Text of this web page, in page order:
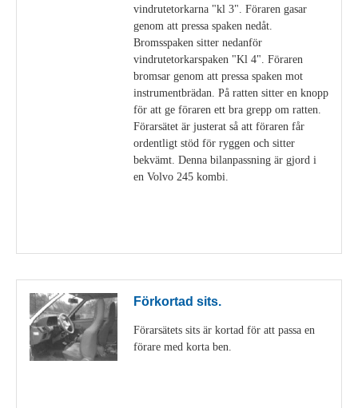
vindrutetorkarna "kl 3". Föraren gasar
genom att pressa spaken nedåt.
Bromsspaken sitter nedanför
vindrutetorkarspaken "Kl 4". Föraren
bromsar genom att pressa spaken mot
instrumentbrädan. På ratten sitter en knopp
för att ge föraren ett bra grepp om ratten.
Förarsätet är justerat så att föraren får
ordentligt stöd för ryggen och sitter
bekvämt. Denna bilanpassning är gjord i
en Volvo 245 kombi.
Förkortad sits.
Förarsätets sits är kortad för att passa en
förare med korta ben.